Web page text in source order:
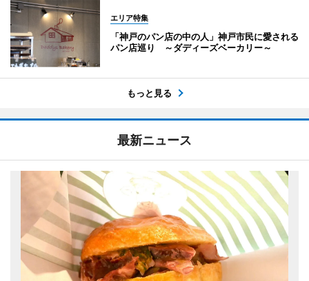
エリア特集
「神戸のパン店の中の人」神戸市民に愛される
パン店巡り ～ダディーズベーカリー～
もっと見る
最新ニュース